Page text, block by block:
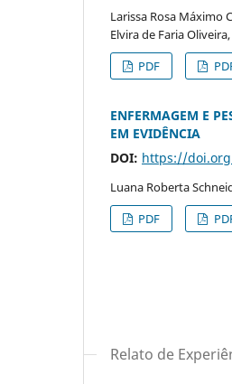
Larissa Rosa Máximo
Elvira de Faria
PDF
ENFERMAGEM E
EM EVIDÊNCIA
DOI: https://
Luana Roberta
PDF
Relato de